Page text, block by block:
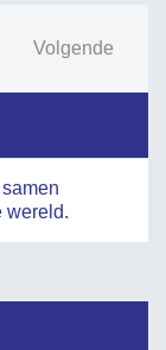
Volgende
wereld.